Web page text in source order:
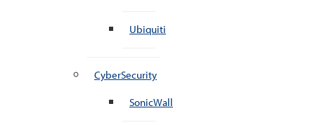
Ubiquiti
CyberSecurity
SonicWall